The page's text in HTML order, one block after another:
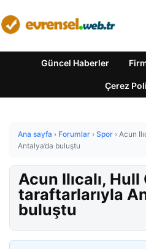
Güncel Haberler
Çerez
Ana sayfa › Forumlar › Spor › Acun
Antalya’da buluştu
Acun Ilıcalı,
taraftarlarıyla
buluştu